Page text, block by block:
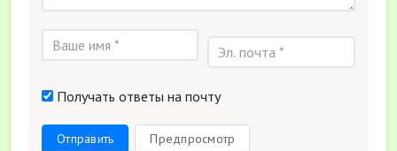
Получать ответы на почту
Отправить Предпросмотр